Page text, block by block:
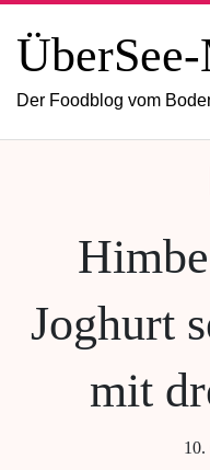
Der Foodblog vom
Joghurt
mit
10.